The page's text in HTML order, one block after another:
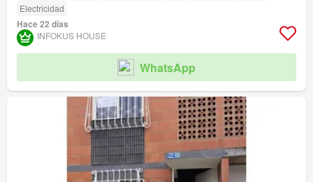
Electricidad
Hace 22 días
INFOKUS HOUSE
WhatsApp